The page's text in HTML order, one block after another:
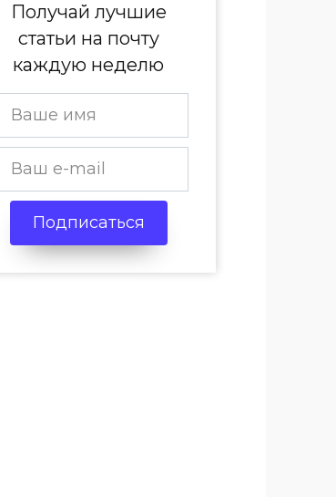
Получай лучшие
статьи на почту
каждую неделю
Подписаться